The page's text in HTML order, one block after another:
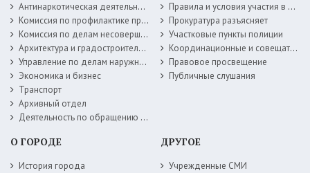
Антинаркотическая деятельность
Комиссия по профилактике правонарушений
Комиссия по делам несовершеннолетних
Архитектура и градостроительство
Управление по делам наружной рекламы
Экономика и бизнес
Транспорт
Архивный отдел
Деятельность по обращению с животными без владельцев
Правила и условия участия в жилищных программах
Прокуратура разъясняет
Участковые пункты полиции
Координационные и совещательные органы
Правовое просвещение
Публичные слушания
О ГОРОДЕ
История города
ДРУГОЕ
Учрежденные СМИ